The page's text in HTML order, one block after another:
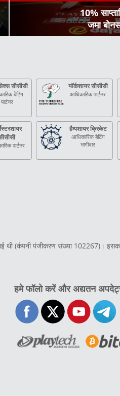
10%
जमा
सीसीसी
बेटिंग
पार्टनर
यॉर्कशायर सीसीसी
आधिकारिक पार्टनर
पार्टनर
हैम्पशायर क्रिकेट
आधिकारिक बेटिंग
भागीदार
थी (कंपनी पंजीकरण संख्या 102267)।
हमे फॉलो करें और अद्यतन